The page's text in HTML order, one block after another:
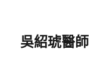
吳紹琥醫師